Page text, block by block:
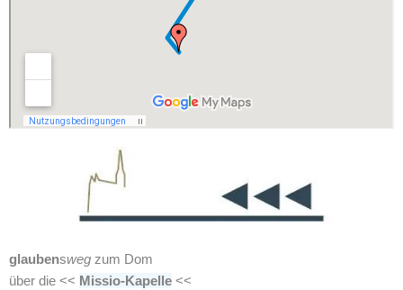
glaubensweg zum Dom
über die << Missio-Kapelle <<